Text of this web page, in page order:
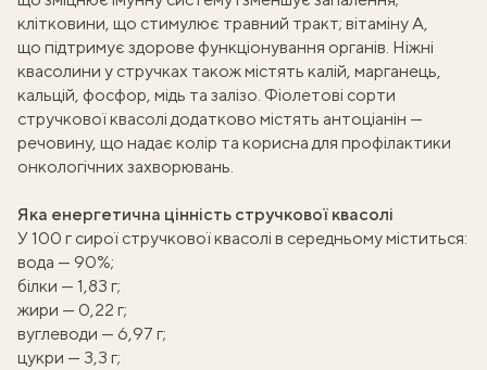
клітковини, що стимулює травний тракт; вітаміну А,
що підтримує здорове функціонування органів. Ніжні
квасолини у стручках також містять калій, марганець,
кальцій, фосфор, мідь та залізо. Фіолетові сорти
стручкової квасолі додатково містять антоціанін —
речовину, що надає колір та корисна для профілактики
онкологічних захворювань.
Яка енергетична цінність стручкової квасолі
У 100 г сирої стручкової квасолі в середньому міститься:
вода — 90%;
білки — 1,83 г;
жири — 0,22 г;
вуглеводи — 6,97 г;
цукри — 3,3 г;